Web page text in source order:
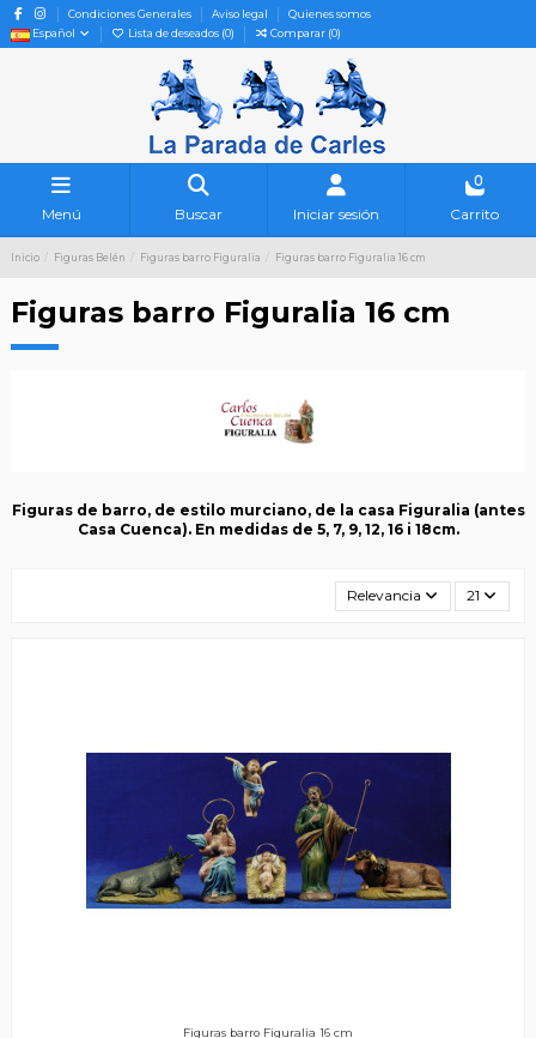
Condiciones Generales Aviso legal
Quienes somos
Español
Lista de deseados (0) Comparar (0)
Menú Buscar Iniciar sesión
0
Carrito
Inicio Figuras Belén Figuras barro Figuralia Figuras barro Figuralia 16 cm
Figuras barro Figuralia 16 cm
Figuras de barro, de estilo murciano, de la casa Figuralia (antes
Casa Cuenca). En medidas de 5, 7, 9, 12, 16 i 18cm.
Relevancia 21
Figuras barro Figuralia 16 cm